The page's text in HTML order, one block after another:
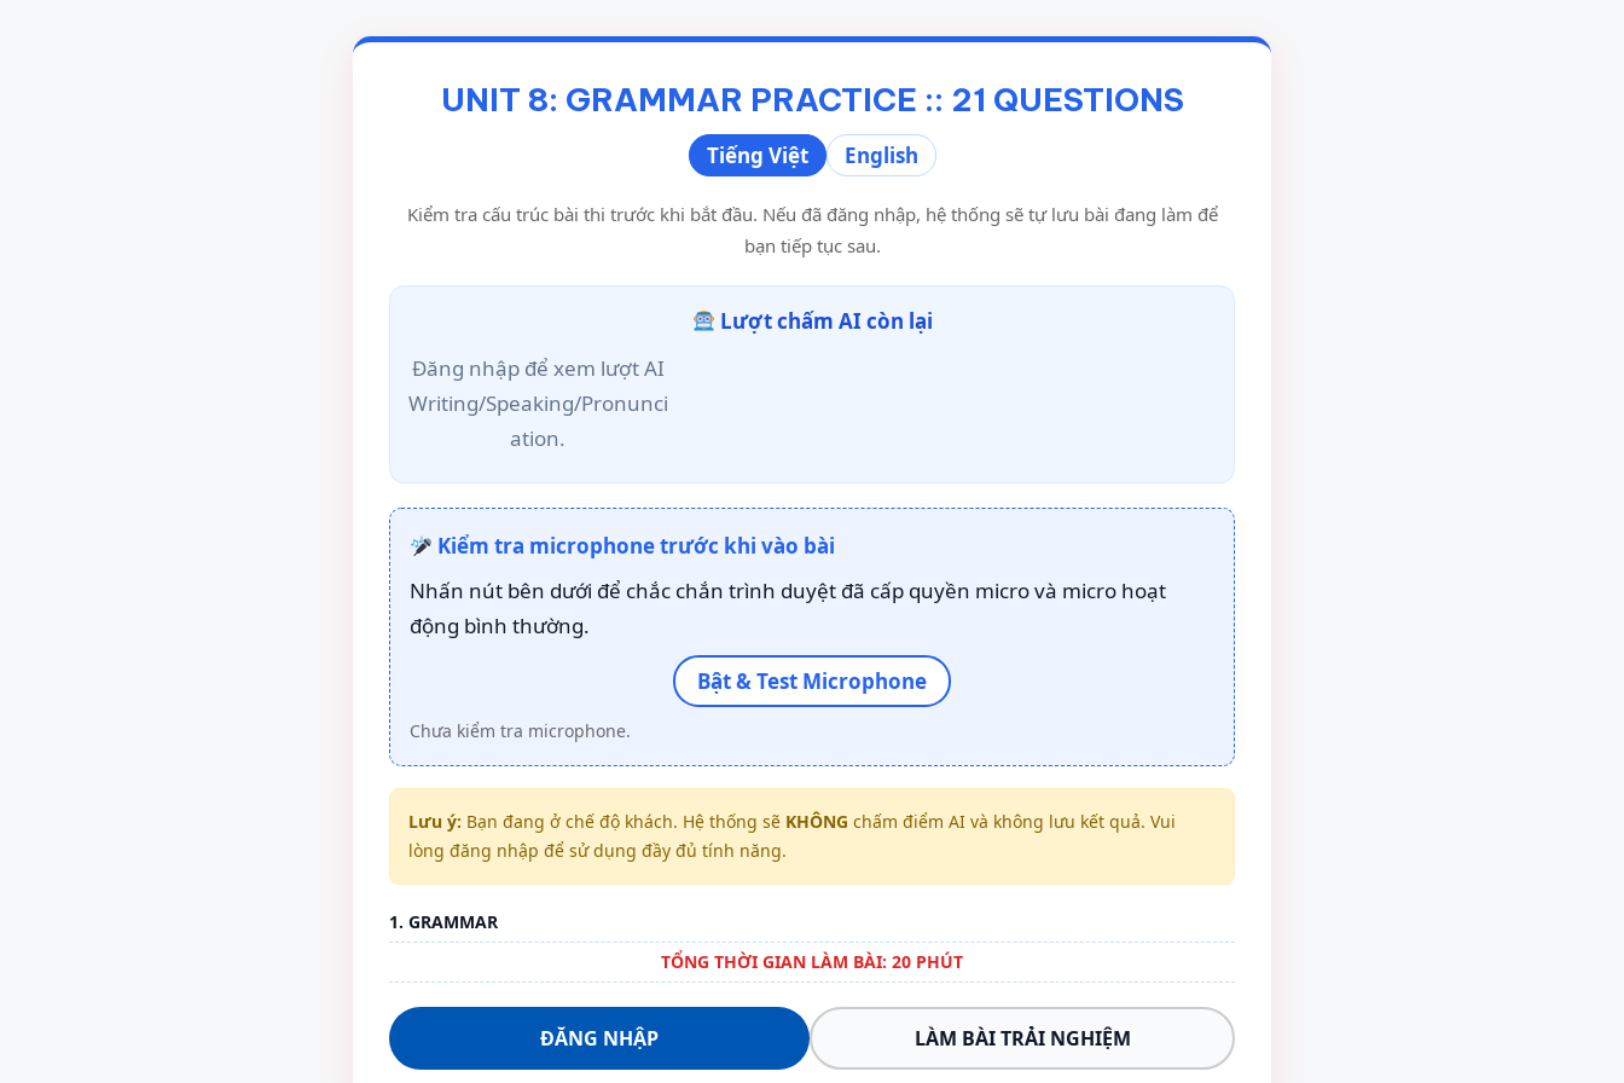
UNIT 8: GRAMMAR PRACTICE :: 21 QUESTIONS
Tiếng Việt English
Kiểm tra cấu trúc bài thi trước khi bắt đầu. Nếu đã đăng nhập, hệ thống sẽ tự lưu bài đang làm để
bạn tiếp tục sau.
Lượt chấm AI còn lại
Đăng nhập để xem lượt AI
Writing/Speaking/Pronunci
ation.
Kiểm tra microphone trước khi vào bài
Nhấn nút bên dưới để chắc chắn trình duyệt đã cấp quyền micro và micro hoạt
động bình thường.
Bật & Test Microphone
Chưa kiểm tra microphone.
Lưu ý: Bạn đang ở chế độ khách. Hệ thống sẽ KHÔNG chấm điểm AI và không lưu kết quả. Vui
lòng đăng nhập để sử dụng đầy đủ tính năng.
1. GRAMMAR
TỔNG THỜI GIAN LÀM BÀI: 20 PHÚT
ĐĂNG NHẬP LÀM BÀI TRẢI NGHIỆM